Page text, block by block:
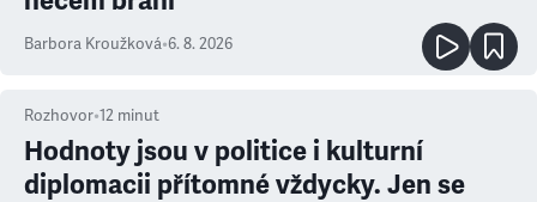
Barbora Kroužková•6. 8. 2026
Rozhovor•12 minut
Hodnoty jsou v politice i kulturní
diplomacii přítomné vždycky. Jen se